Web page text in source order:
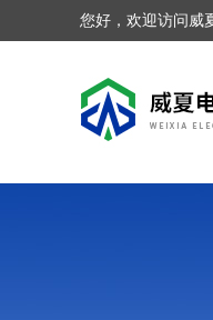
您好，欢迎访问威